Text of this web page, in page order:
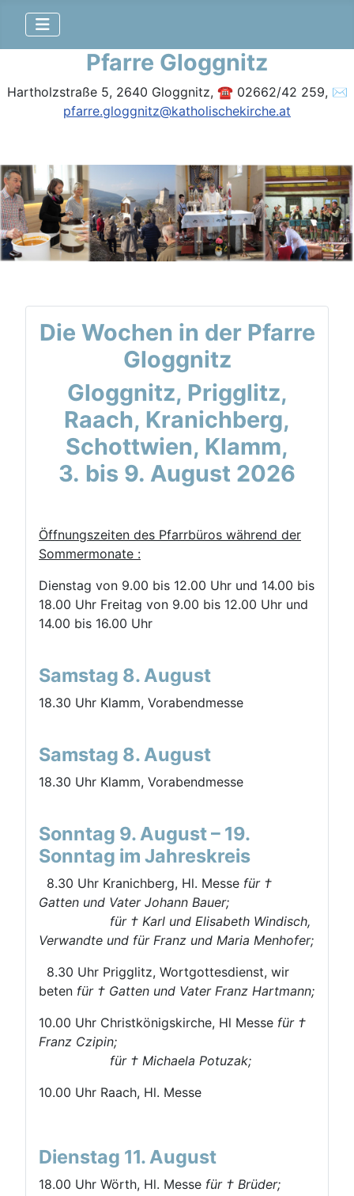
Pfarre Gloggnitz
Hartholzstraße 5, 2640 Gloggnitz, ☎ 02662/42 259, ✉
pfarre.gloggnitz@katholischekirche.at
Die Wochen in der Pfarre
Gloggnitz
Gloggnitz, Prigglitz,
Raach, Kranichberg,
Schottwien, Klamm,
3. bis 9. August 2026
Öffnungszeiten des Pfarrbüros während der
Sommermonate :
Dienstag von 9.00 bis 12.00 Uhr und 14.00 bis
18.00 Uhr Freitag von 9.00 bis 12.00 Uhr und
14.00 bis 16.00 Uhr
Samstag 8. August
18.30 Uhr Klamm, Vorabendmesse
Samstag 8. August
18.30 Uhr Klamm, Vorabendmesse
Sonntag 9. August – 19.
Sonntag im Jahreskreis
8.30 Uhr Kranichberg, Hl. Messe für †
Gatten und Vater Johann Bauer;
für † Karl und Elisabeth Windisch,
Verwandte und für Franz und Maria Menhofer;
8.30 Uhr Prigglitz, Wortgottesdienst, wir
beten für † Gatten und Vater Franz Hartmann;
10.00 Uhr Christkönigskirche, Hl Messe für †
Franz Czipin;
für † Michaela Potuzak;
10.00 Uhr Raach, Hl. Messe
Dienstag 11. August
18.00 Uhr Wörth, Hl. Messe für † Brüder;